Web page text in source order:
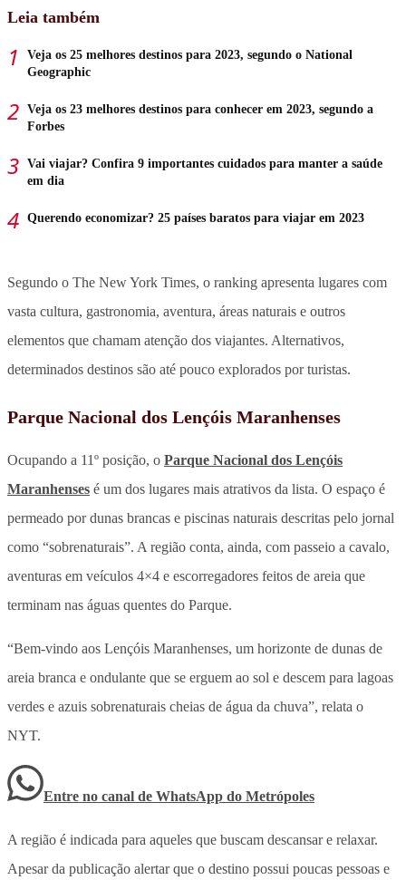
Leia também
Veja os 25 melhores destinos para 2023, segundo o National
Geographic
Veja os 23 melhores destinos para conhecer em 2023, segundo a
Forbes
Vai viajar? Confira 9 importantes cuidados para manter a saúde
em dia
Querendo economizar? 25 países baratos para viajar em 2023
Segundo o The New York Times, o ranking apresenta lugares com
vasta cultura, gastronomia, aventura, áreas naturais e outros
elementos que chamam atenção dos viajantes. Alternativos,
determinados destinos são até pouco explorados por turistas.
Parque Nacional dos Lençóis Maranhenses
Ocupando a 11º posição, o Parque Nacional dos Lençóis
Maranhenses é um dos lugares mais atrativos da lista. O espaço é
permeado por dunas brancas e piscinas naturais descritas pelo jornal
como “sobrenaturais”. A região conta, ainda, com passeio a cavalo,
aventuras em veículos 4×4 e escorregadores feitos de areia que
terminam nas águas quentes do Parque.
“Bem-vindo aos Lençóis Maranhenses, um horizonte de dunas de
areia branca e ondulante que se erguem ao sol e descem para lagoas
verdes e azuis sobrenaturais cheias de água da chuva”, relata o
NYT.
Entre no canal de WhatsApp do Metrópoles
A região é indicada para aqueles que buscam descansar e relaxar.
Apesar da publicação alertar que o destino possui poucas pessoas e